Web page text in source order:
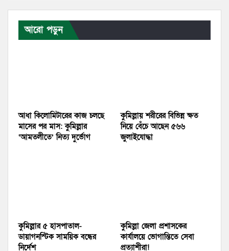
আরো পড়ুন
আধা কিলোমিটারের কাজ চলছে
মাসের পর মাস: কুমিল্লার
‘আমতলীতে’ নিত্য দুর্ভোগ
কুমিল্লায় শরীরের বিভিন্ন ক্ষত
নিয়ে বেঁচে আছেন ৫৬৬
জুলাইযোদ্ধা
কুমিল্লার ৫ হাসপাতাল-
ডায়াগনস্টিক সাময়িক বন্ধের
নির্দেশ
কুমিল্লা জেলা প্রশাসকের
কার্যালয়ে ভোগান্তিতে সেবা
প্রত্যাশীরা!